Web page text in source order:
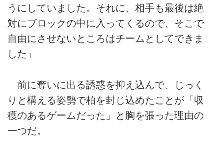
うにしていました。それに、相手も最後は絶
対にブロックの中に入ってくるので、そこで
自由にさせないところはチームとしてできま
した」
前に奪いに出る誘惑を抑え込んで、じっく
りと構える姿勢で柏を封じ込めたことが「収
穫のあるゲームだった」と胸を張った理由の
一つだ。